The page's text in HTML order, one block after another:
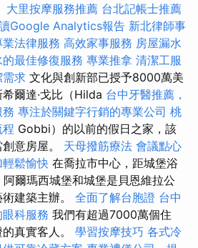
大里按摩服務推薦 台北記帳士推薦
Google Analytics報告 新北律師事
法律服務 高效家事服務 房屋漏水
最佳修復服務 專業推拿 清潔工服
需求 文化與創新部已授予8000萬美
爾達·戈比（Hilda 台中牙醫推薦，
專注於關鍵字行銷的專業公司 桃
Gobbi）的以前的假日之家，該
意房屋。 天母撥筋療法 會議點心
鬆愉快 在喬拉市中心，距城堡浴
爾瑪西城堡和城堡是貝恩維拉公
建築主辦。 全面了解台胞證 台中
科服務 我們有超過7000萬個住
真實客人。 學習按摩技巧 各式冷